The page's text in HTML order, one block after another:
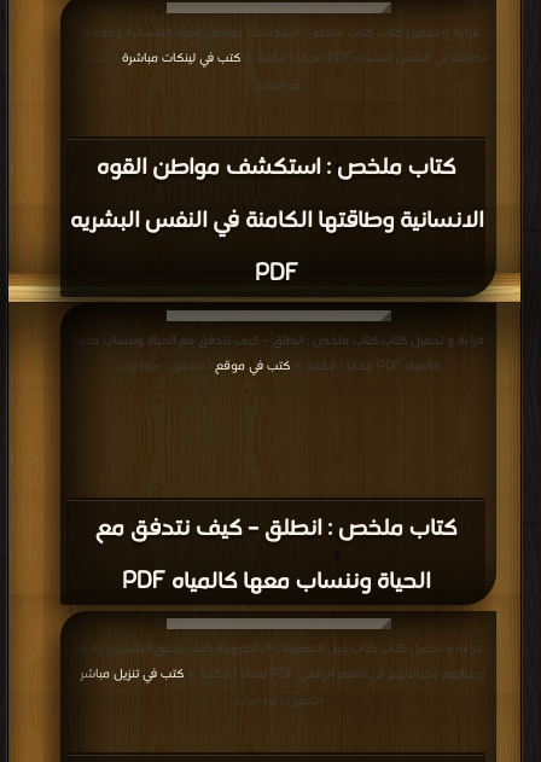
كتاب ملخص : استكشف مواطن القوه
الانسانية وطاقتها الكامنة في النفس البشريه
PDF
قراءة و تحميل كتاب كتاب ملخص : استكشف مواطن القوه الانسانية وطاقتها
الكامنة في النفس البشريه PDF مجانا | مكتبة >
كتب في لينكات مباشرة
| التحميل :
مرة/مرات
كتاب ملخص : انطلق – كيف نتدفق مع
الحياة وننساب معها كالمياه PDF
قراءة و تحميل كتاب كتاب ملخص : انطلق – كيف نتدفق مع الحياة وننساب معها
كالمياه PDF مجانا | مكتبة >
كتب في موقع | التحميل : مرة/مرات
قراءة و تحميل كتاب كتاب جيل التطبيقات الإلكترونية كيف يحقق الشباب ذواتهم
ورغباتهم وخيالاتهم في العصر الرقمي PDF مجانا | مكتبة >
كتب في تنزيل مباشر
التحميل : مرة/مرات